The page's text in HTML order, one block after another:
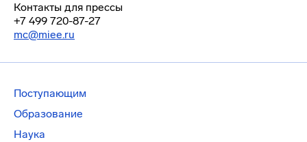
Контакты для прессы
+7 499 720-87-27
mc@miee.ru
Поступающим
Образование
Наука